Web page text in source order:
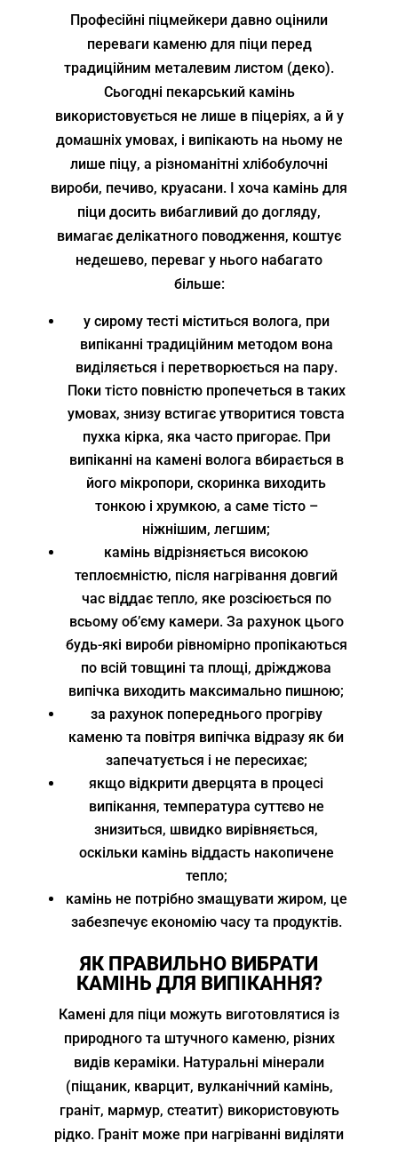
Професійні піцмейкери давно оцінили
переваги каменю для піци перед
традиційним металевим листом (деко).
Сьогодні пекарський камінь
використовується не лише в піцеріях, а й у
домашніх умовах, і випікають на ньому не
лише піцу, а різноманітні хлібобулочні
вироби, печиво, круасани. І хоча камінь для
піци досить вибагливий до догляду,
вимагає делікатного поводження, коштує
недешево, переваг у нього набагато
більше:
у сирому тесті міститься волога, при
випіканні традиційним методом вона
виділяється і перетворюється на пару.
Поки тісто повністю пропечеться в таких
умовах, знизу встигає утворитися товста
пухка кірка, яка часто пригорає. При
випіканні на камені волога вбирається в
його мікропори, скоринка виходить
тонкою і хрумкою, а саме тісто –
ніжнішим, легшим;
камінь відрізняється високою
теплоємністю, після нагрівання довгий
час віддає тепло, яке розсіюється по
всьому об’єму камери. За рахунок цього
будь-які вироби рівномірно пропікаються
по всій товщині та площі, дріжджова
випічка виходить максимально пишною;
за рахунок попереднього прогріву
каменю та повітря випічка відразу як би
запечатується і не пересихає;
якщо відкрити дверцята в процесі
випікання, температура суттєво не
знизиться, швидко вирівняється,
оскільки камінь віддасть накопичене
тепло;
камінь не потрібно змащувати жиром, це
забезпечує економію часу та продуктів.
ЯК ПРАВИЛЬНО ВИБРАТИ
КАМІНЬ ДЛЯ ВИПІКАННЯ?
Камені для піци можуть виготовлятися із
природного та штучного каменю, різних
видів кераміки. Натуральні мінерали
(піщаник, кварцит, вулканічний камінь,
граніт, мармур, стеатит) використовують
рідко. Граніт може при нагріванні виділяти